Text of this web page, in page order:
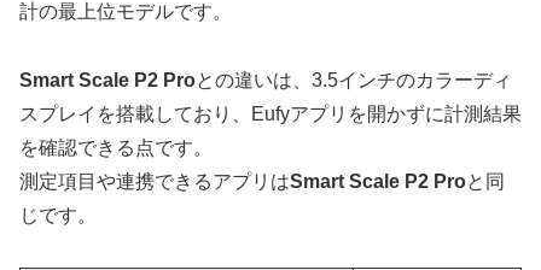
計の最上位モデルです。
Smart Scale P2 Proとの違いは、3.5インチのカラーディ
スプレイを搭載しており、Eufyアプリを開かずに計測結果
を確認できる点です。
測定項目や連携できるアプリはSmart Scale P2 Proと同
じです。